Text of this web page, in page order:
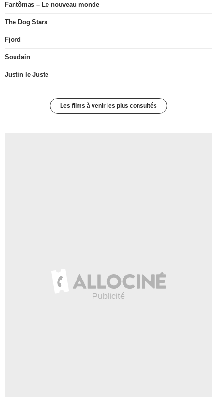
Fantômas – Le nouveau monde
The Dog Stars
Fjord
Soudain
Justin le Juste
Les films à venir les plus consultés